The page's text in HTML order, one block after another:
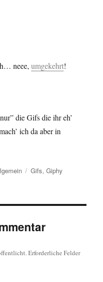
neee,umgekehrt!
die Gifs die ihr eh’
ich da aber in
Schlagwörter
Gifs,Giphy
Erforderliche Felder